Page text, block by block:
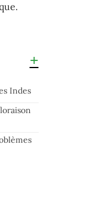
Indes